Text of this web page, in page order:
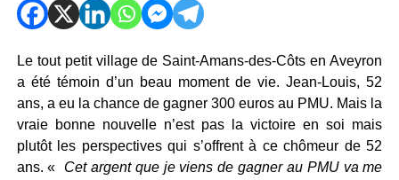
Le tout petit village de Saint-Amans-des-Côts en Aveyron
a été témoin d’un beau moment de vie. Jean-Louis, 52
ans, a eu la chance de gagner 300 euros au PMU. Mais la
vraie bonne nouvelle n’est pas la victoire en soi mais
plutôt les perspectives qui s’offrent à ce chômeur de 52
ans. « Cet argent que je viens de gagner au PMU va me